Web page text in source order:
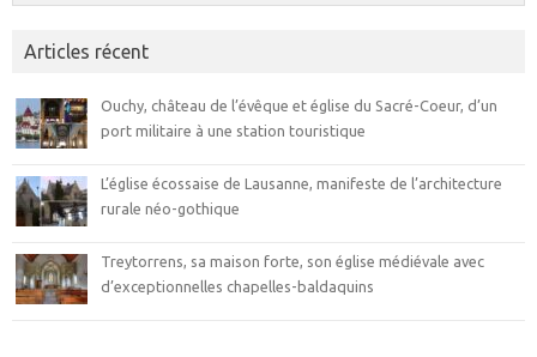
Articles récent
Ouchy, château de l’évêque et église du Sacré-Coeur, d’un
port militaire à une station touristique
L’église écossaise de Lausanne, manifeste de l’architecture
rurale néo-gothique
Treytorrens, sa maison forte, son église médiévale avec
d’exceptionnelles chapelles-baldaquins